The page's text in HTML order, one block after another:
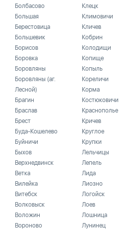
Болбасово
Большая
Берестовица
Большевик
Борисов
Боровка
Боровляны
Боровляны (аг.
Лесной)
Брагин
Браслав
Брест
Буда-Кошелево
Буйничи
Быхов
Верхнедвинск
Ветка
Вилейка
Витебск
Волковыск
Воложин
Вороново
Клецк
Климовичи
Кличев
Кобрин
Колодищи
Копище
Копыль
Кореличи
Корма
Костюковичи
Краснополье
Кричев
Круглое
Крупки
Лельчицы
Лепель
Лида
Лиозно
Логойск
Лоев
Лошница
Лунинец